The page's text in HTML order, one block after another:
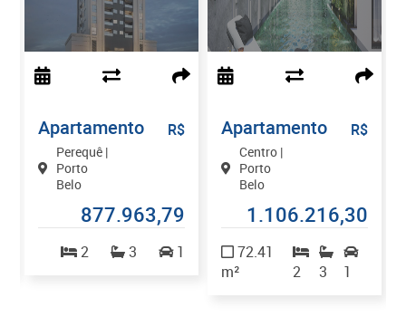
Apartamento
Perequê |
Porto
Belo
R$
877.963,79
2 3 1
Apartamento
Centro |
Porto
Belo
R$
1.106.216,30
72.41
m²
2 3 1